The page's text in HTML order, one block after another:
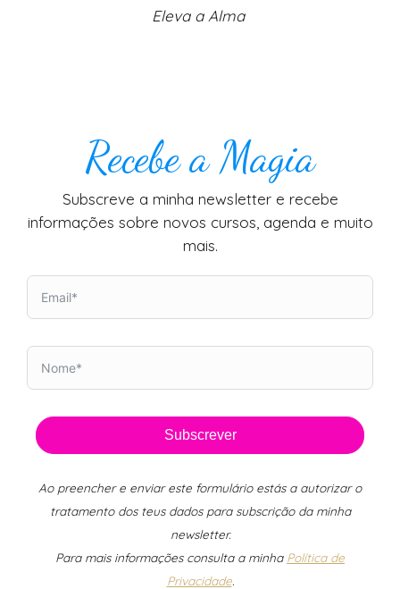
Eleva a Alma
Recebe a Magia
Subscreve a minha newsletter e recebe
informações sobre novos cursos, agenda e muito
mais.
Subscrever
Ao preencher e enviar este formulário estás a autorizar o
tratamento dos teus dados para subscrição da minha
newsletter.
Para mais informações consulta a minha Política de
Privacidade.